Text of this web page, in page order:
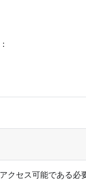
クセス可能である必